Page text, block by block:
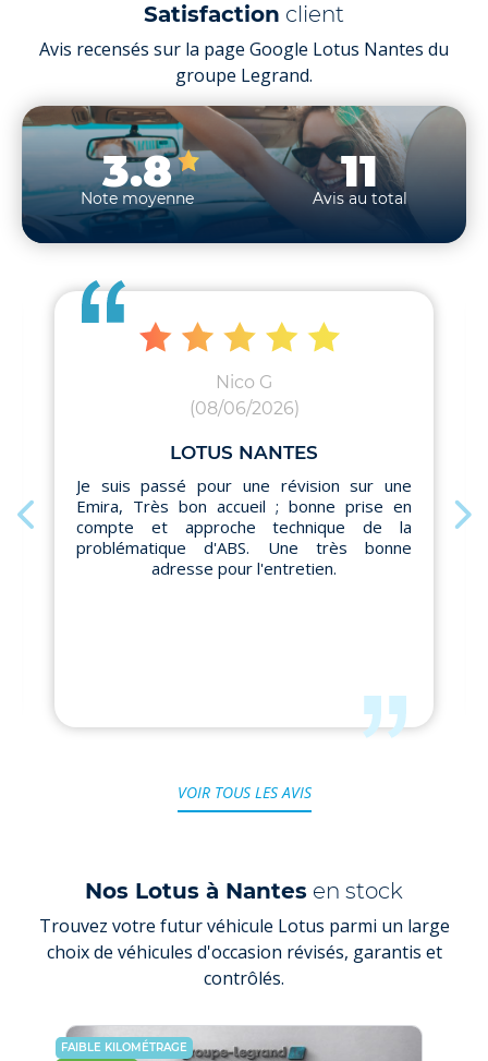
Satisfaction client
Avis recensés sur la page Google Lotus Nantes du
groupe Legrand.
3.8
Note moyenne
11
Avis au total
Nico G
(08/06/2026)
LOTUS NANTES
Je suis passé pour une révision sur une
Emira, Très bon accueil ; bonne prise en
compte et approche technique de la
problématique d'ABS. Une très bonne
adresse pour l'entretien.
VOIR TOUS LES AVIS
Nos Lotus à Nantes en stock
Trouvez votre futur véhicule Lotus parmi un large
choix de véhicules d'occasion révisés, garantis et
contrôlés.
FAIBLE KILOMÉTRAGE